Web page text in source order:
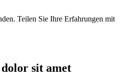
Teilen Sie Ihre Erfahrungen mit
sit amet